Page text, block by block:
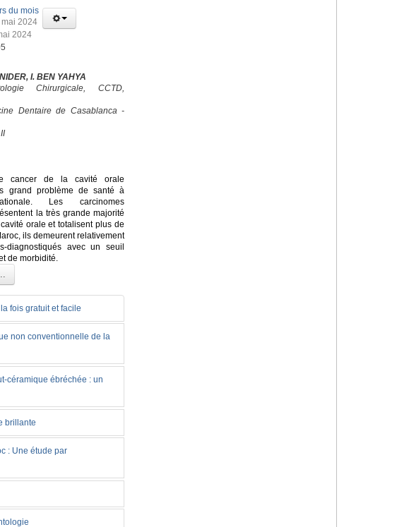
du mois
2024
2024
I. BEN YAHYA
Chirurgicale, CCTD,
Dentaire de Casablanca -
cancer de la cavité orale
grand problème de santé à
Les carcinomes
la très grande majorité
orale et totalisent plus de
ils demeurent relativement
diagnostiqués avec un seuil
de morbidité.
fois gratuit et facile
non conventionnelle de la
céramique ébréchée : un
brillante
: Une étude par